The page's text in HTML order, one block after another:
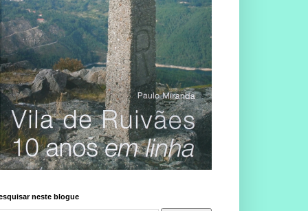
neste blogue